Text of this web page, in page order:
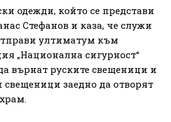
одежди, който се представи
Стефанов и каза, че служи
ултиматум към
„Национална сигурност“
върнат руските свещеници и
свещеници заедно да отворят